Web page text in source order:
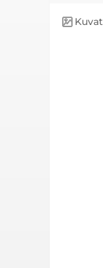
Kuvat